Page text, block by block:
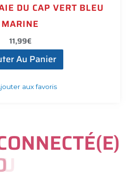
DU CAP VERT BLEU
MARINE
11,99€
Au Panier
aux favoris
ONNECTÉ(E)